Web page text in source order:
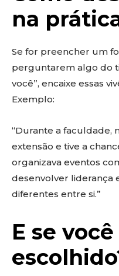
na
Se for preencher um
perguntarem algo do
você”, encaixe essas
Exemplo:
“Durante a faculdade,
extensão e tive a
organizava eventos
desenvolver liderança
diferentes entre si.”
E se